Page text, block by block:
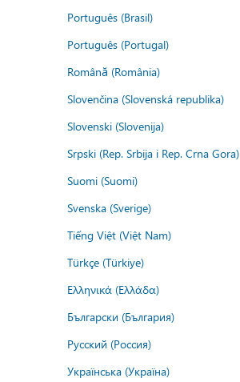
Português (Brasil)
Português (Portugal)
Română (România)
Slovenčina (Slovenská republika)
Slovenski (Slovenija)
Srpski (Rep. Srbija i Rep. Crna Gora)
Suomi (Suomi)
Svenska (Sverige)
Tiếng Việt (Việt Nam)
Türkçe (Türkiye)
Ελληνικά (Ελλάδα)
Български (България)
Русский (Россия)
Українська (Україна)